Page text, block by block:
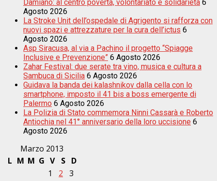
Damiano: al centro povertà, volontariato e solidarietà 6
Agosto 2026
La Stroke Unit dell’ospedale di Agrigento si rafforza con
nuovi spazi e attrezzature per la cura dell’ictus 6
Agosto 2026
Asp Siracusa, al via a Pachino il progetto “Spiagge
Inclusive e Prevenzione” 6 Agosto 2026
Zahar Festival: due serate tra vino, musica e cultura a
Sambuca di Sicilia 6 Agosto 2026
Guidava la banda dei kalashnikov dalla cella con lo
smartphone, imposto il 41 bis a boss emergente di
Palermo 6 Agosto 2026
La Polizia di Stato commemora Ninni Cassarà e Roberto
Antiochia nel 41° anniversario della loro uccisione 6
Agosto 2026
Marzo 2013
L M M G V S
D
1
2
3